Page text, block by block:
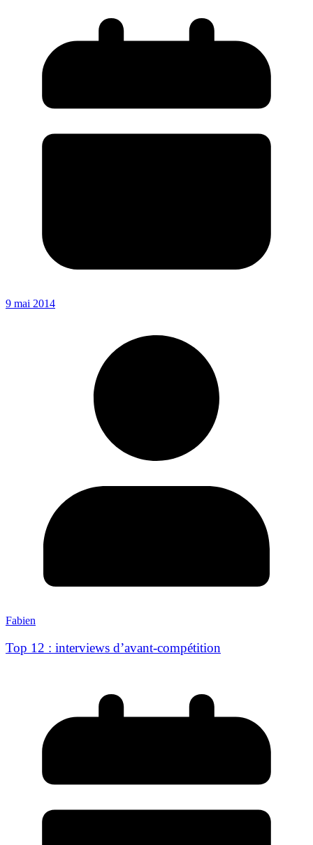
9 mai 2014
Fabien
Top 12 : interviews d’avant-compétition